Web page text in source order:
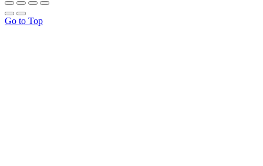
Go to Top